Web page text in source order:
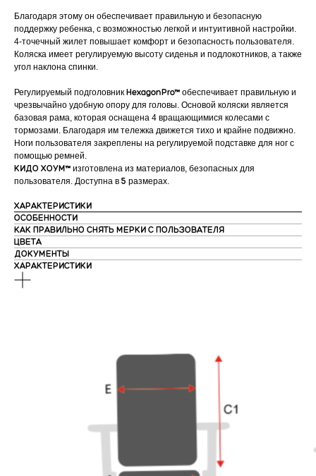
Благодаря этому он обеспечивает правильную и безопасную
поддержку ребенка, с возможностью легкой и интуитивной настройки.
4-точечный жилет повышает комфорт и безопасность пользователя.
Коляска имеет регулируемую высоту сиденья и подлокотников, а также
угол наклона спинки.
Регулируемый подголовник HexagonPro™ обеспечивает правильную и
чрезвычайно удобную опору для головы. Основой коляски является
базовая рама, которая оснащена 4 вращающимися колесами с
тормозами. Благодаря им тележка движется тихо и крайне подвижно.
Ноги пользователя закреплены на регулируемой подставке для ног с
помощью ремней.
КИДО XОУМ™ изготовлена из материалов, безопасных для
пользователя. Доступна в 5 размерах.
ХАРАКТЕРИСТИКИ
ОСОБЕННОСТИ
КАК ПРАВИЛЬНО СНЯТЬ МЕРКИ С ПОЛЬЗОВАТЕЛЯ
ЦВЕТА
ДОКУМЕНТЫ
ХАРАКТЕРИСТИКИ